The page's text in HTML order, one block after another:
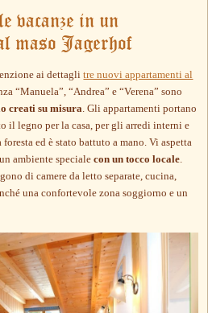
vacanze in un
maso Jagerhof
ai dettaglitre nuovi appartamenti al
“Manuela”, “Andrea” e “Verena” sono
creati su misura . Gli appartamenti portano
il legno per la casa, per gli arredi interni e
ed è stato battuto a mano. Vi aspetta
ambiente specialecon un tocco locale
di camere da letto separate, cucina,
una confortevole zona soggiorno e un